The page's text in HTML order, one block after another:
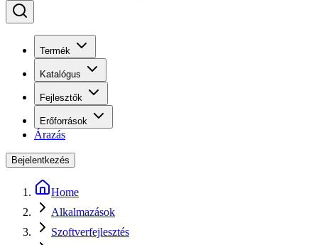
Termék
Katalógus
Fejlesztők
Erőforrások
Árazás
Bejelentkezés
Home
Alkalmazások
Szoftverfejlesztés